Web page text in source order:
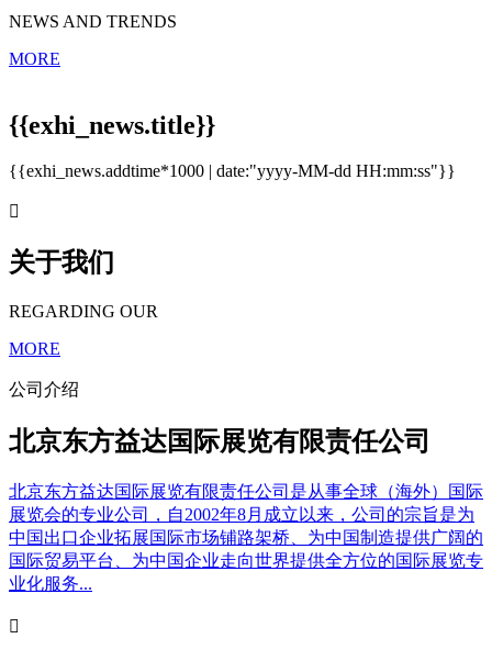
NEWS AND TRENDS
MORE
{{exhi_news.title}}
{{exhi_news.addtime*1000 | date:"yyyy-MM-dd HH:mm:ss"}}

关于我们
REGARDING OUR
MORE
公司介绍
北京东方益达国际展览有限责任公司
北京东方益达国际展览有限责任公司是从事全球（海外）国际
展览会的专业公司，自2002年8月成立以来，公司的宗旨是为
中国出口企业拓展国际市场铺路架桥、为中国制造提供广阔的
国际贸易平台、为中国企业走向世界提供全方位的国际展览专
业化服务...
